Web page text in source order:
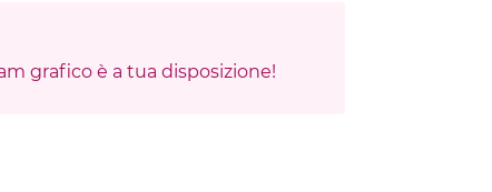
grafico è a tua disposizione!